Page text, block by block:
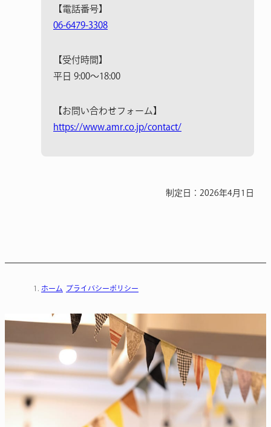
【電話番号】
06-6479-3308
【受付時間】
平日 9:00〜18:00
【お問い合わせフォーム】
https://www.amr.co.jp/contact/
制定日：2026年4月1日
ホーム プライバシーポリシー